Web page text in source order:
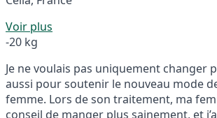
Voir plus
-20 kg
Je ne voulais pas uniquement changer
aussi pour soutenir le nouveau mode
femme. Lors de son traitement, ma
conseil de manger plus sainement, et